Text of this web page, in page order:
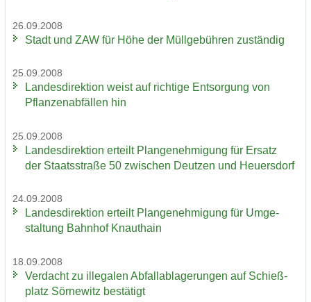
26.09.2008
Stadt und ZAW für Höhe der Müll­ge­büh­ren zu­stän­dig
25.09.2008
Lan­des­di­rek­ti­on weist auf rich­ti­ge Ent­sor­gung von
Pflan­zen­ab­fäl­len hin
25.09.2008
Lan­des­di­rek­ti­on er­teilt Plan­ge­neh­mi­gung für Er­satz
der Staats­stra­ße 50 zwi­schen Deut­zen und Heu­ers­dorf
24.09.2008
Lan­des­di­rek­ti­on er­teilt Plan­ge­neh­mi­gung für Um­ge­
stal­tung Bahn­hof Knaut­hain
18.09.2008
Ver­dacht zu il­le­ga­len Ab­fall­ab­la­ge­run­gen auf Schieß­
platz Sör­ne­witz be­stä­tigt